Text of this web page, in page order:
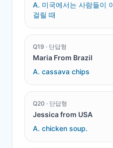
A. 미국에서는 사람들이
걸릴 때
Q19 · 단답형
Maria From Brazil
A. cassava chips
Q20 · 단답형
Jessica from USA
A. chicken soup.